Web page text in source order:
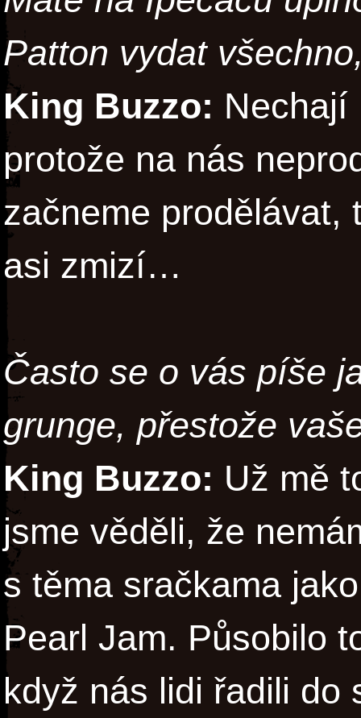
Patton vydat
King Buzzo: Nechají
protože na nás
začneme prodělávat,
asi zmizí…
Často se o vás píše
grunge, přestože
King Buzzo: Už mě
jsme věděli, že
s těma sračkama
Pearl Jam. Působilo
když nás lidi řadili do